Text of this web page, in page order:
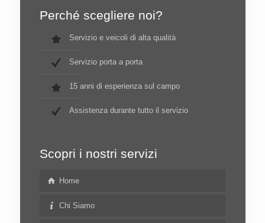
Perché scegliere noi?
Servizio e veicoli di alta qualità
Servizio porta a porta
15 anni di esperienza sul campo
Assistenza durante tutto il servizio
Scopri i nostri servizi
Home
Chi Siamo